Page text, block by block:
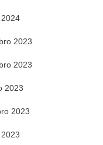
2023
2023
2023
2023